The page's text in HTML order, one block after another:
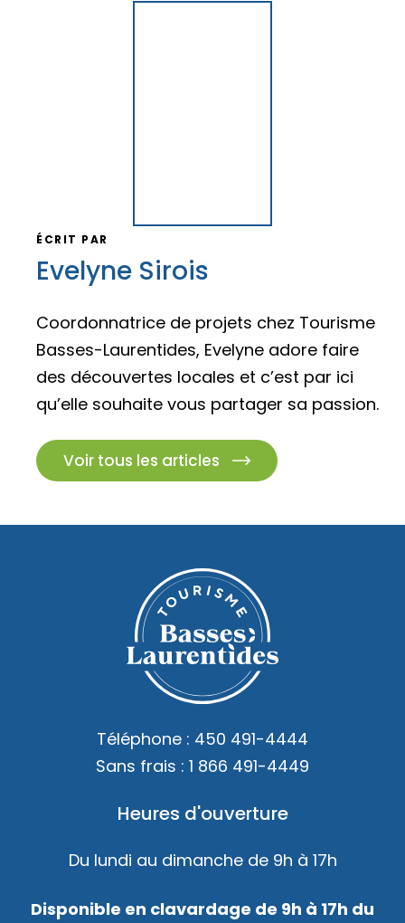
ÉCRIT PAR
Evelyne Sirois
Coordonnatrice de projets chez Tourisme
Basses-Laurentides, Evelyne adore faire
des découvertes locales et c’est par ici
qu’elle souhaite vous partager sa passion.
Voir tous les articles
Téléphone : 450 491-4444
Sans frais : 1 866 491-4449
Heures d'ouverture
Du lundi au dimanche de 9h à 17h
Disponible en clavardage de 9h à 17h du